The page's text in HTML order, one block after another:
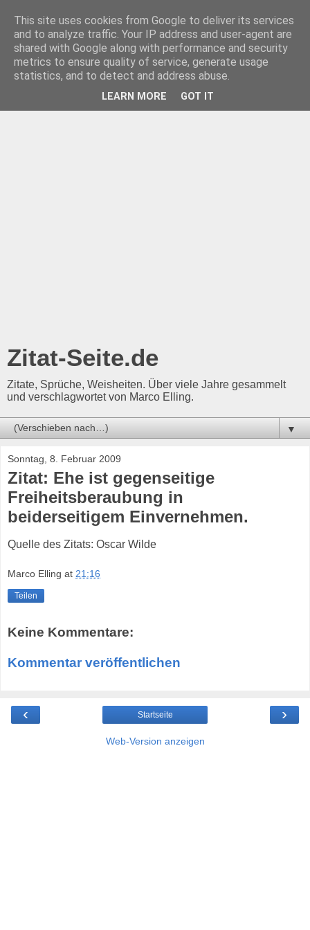
Zitat-Seite.de
Zitate, Sprüche, Weisheiten. Über viele Jahre gesammelt
und verschlagwortet von Marco Elling.
▼
Sonntag, 8. Februar 2009
Zitat: Ehe ist gegenseitige
Freiheitsberaubung in
beiderseitigem Einvernehmen.
Quelle des Zitats: Oscar Wilde
Marco Elling at 21:16
Teilen
Keine Kommentare:
Kommentar veröffentlichen
‹ ›
Startseite
Web-Version anzeigen
This site uses cookies from Google to deliver its services
and to analyze traffic. Your IP address and user-agent are
shared with Google along with performance and security
metrics to ensure quality of service, generate usage
statistics, and to detect and address abuse.
LEARN MORE GOT IT